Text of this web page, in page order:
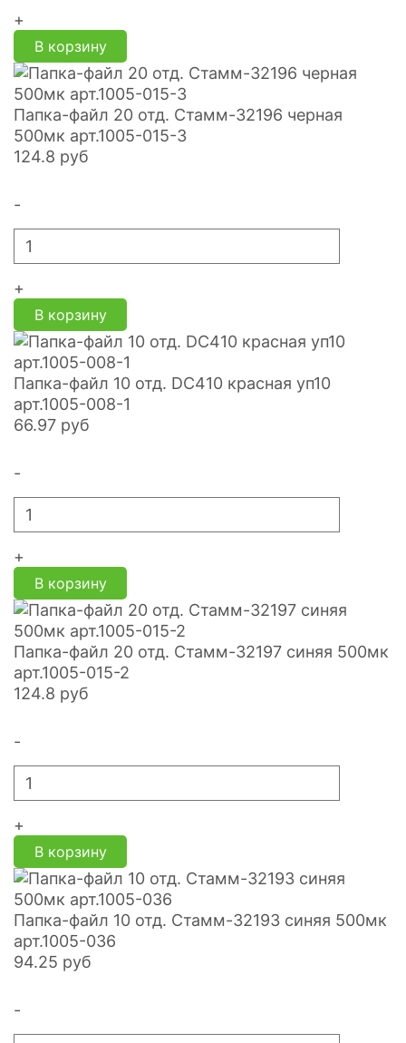
+
В корзину
Папка-файл 20 отд. Стамм-32196 черная
500мк арт.1005-015-3
124.8 руб
-
+
В корзину
Папка-файл 10 отд. DC410 красная уп10
арт.1005-008-1
66.97 руб
-
+
В корзину
Папка-файл 20 отд. Стамм-32197 синяя 500мк
арт.1005-015-2
124.8 руб
-
+
В корзину
Папка-файл 10 отд. Стамм-32193 синяя 500мк
арт.1005-036
94.25 руб
-